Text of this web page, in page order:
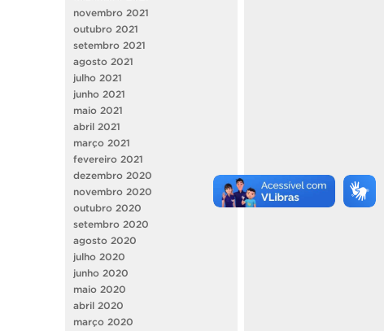
novembro 2021
outubro 2021
setembro 2021
agosto 2021
julho 2021
junho 2021
maio 2021
abril 2021
março 2021
fevereiro 2021
dezembro 2020
novembro 2020
outubro 2020
setembro 2020
agosto 2020
julho 2020
junho 2020
maio 2020
abril 2020
março 2020